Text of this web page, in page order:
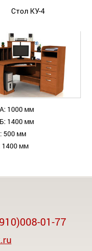
Стол КУ-4
1000 мм
1400 мм
500 мм
1400 мм
01-77